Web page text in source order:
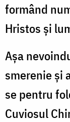
formând
Hristos şi
Aşa
smerenie şi
se pentru
Cuviosul